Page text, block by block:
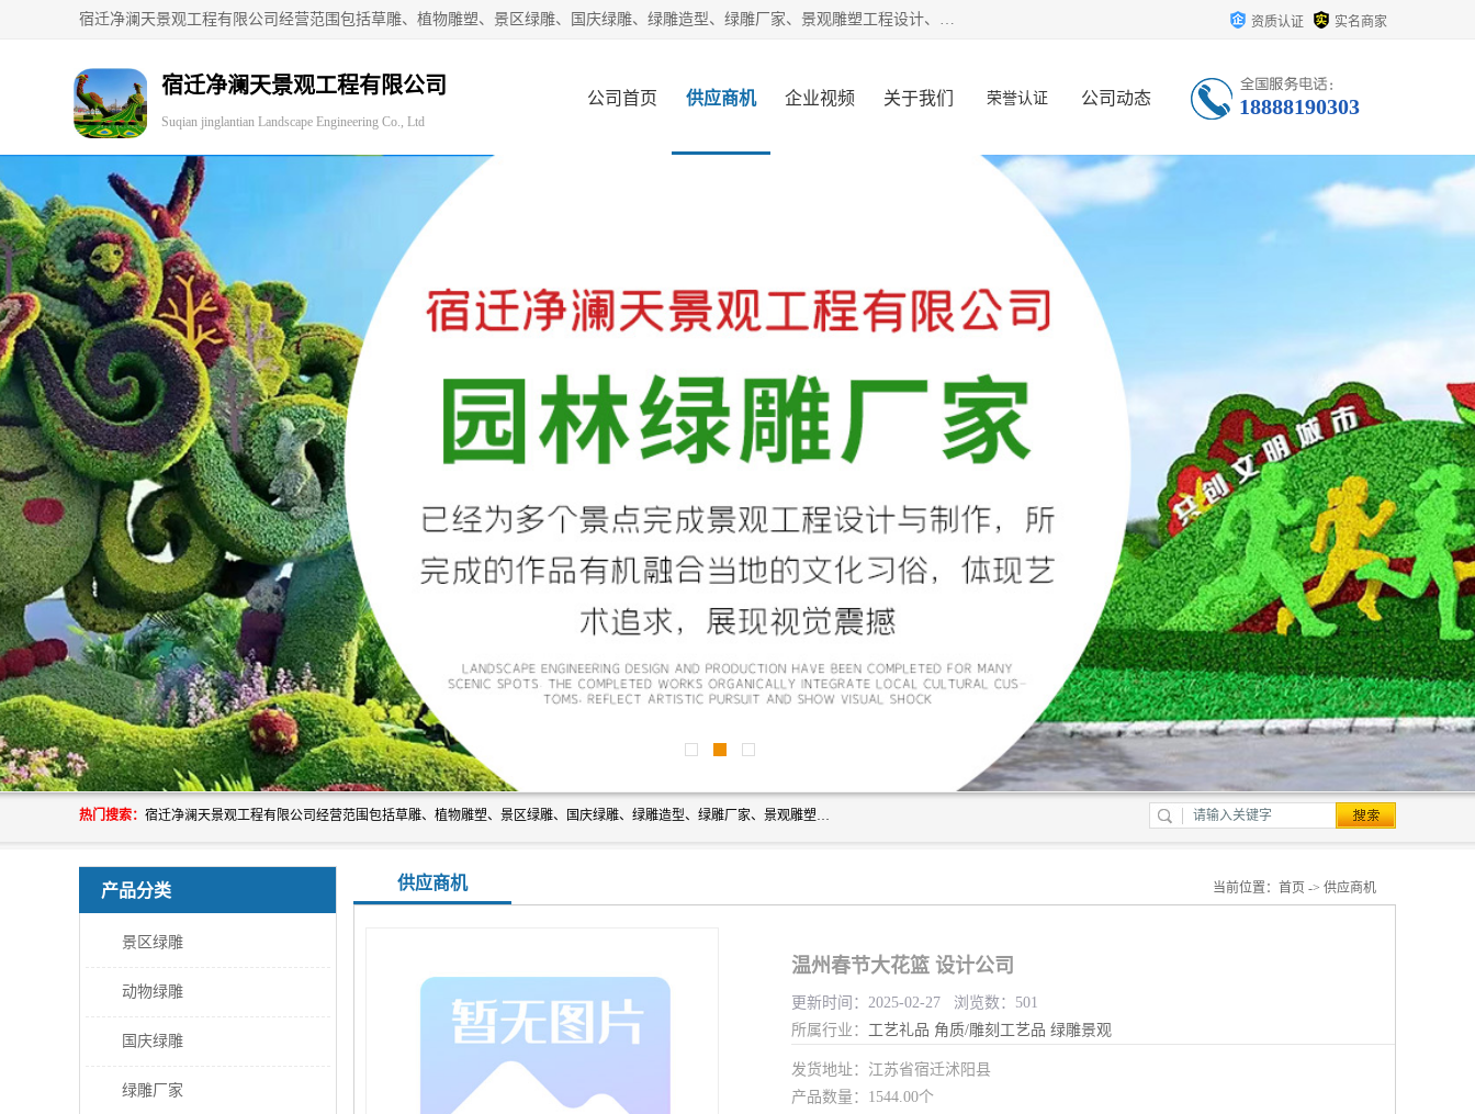
宿迁净澜天景观工程有限公司经营范围包括草雕、植物雕塑、景区绿雕、国庆绿雕、绿雕造型、绿雕厂家、景观雕塑工程设计、施工;绿化工程设计、施工、养护;绿化苗木、盆景种植、销售;是一家大型立体花坛草雕绿雕、五色草造型绿雕，仿真植物绿雕、稻草人工艺品、不锈钢雕塑等策划制作厂家，提供绿雕设计，制作,加工，及安装一站式服务。 资质认证 实名商家
宿迁净澜天景观工程有限公司
Suqian jinglantian Landscape Engineering Co., Ltd
公司首页 供应商机 企业视频 关于我们 荣誉认证 公司动态 18888190303
热门搜索： 宿迁净澜天景观工程有限公司经营范围包括草雕、植物雕塑、景区绿雕、国庆绿雕、绿雕造型、绿雕厂家、景观雕塑工程设计、施工;绿化工程设计、施工、养护;绿化苗木、盆景种植、销售;是一家大型立体花坛草雕绿雕、五色草造型绿雕，仿真植物绿雕、稻草人工艺品、不锈钢雕塑等策划制作厂家，提供绿雕设计，制作,加工，及安装一站式服务。
产品分类
景区绿雕
动物绿雕
国庆绿雕
绿雕厂家
供应商机 当前位置： 首页 -> 供应商机
温州春节大花篮 设计公司
更新时间：2025-02-27 浏览数：501
所属行业： 工艺礼品 角质/雕刻工艺品 绿雕景观
发货地址：江苏省宿迁沭阳县
产品数量：1544.00个